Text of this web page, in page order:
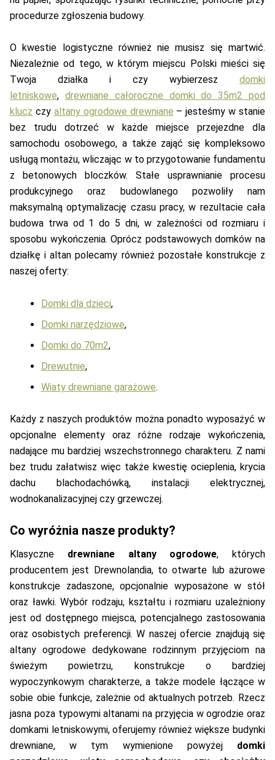
procedurze zgłoszenia budowy.
O kwestie logistyczne również nie musisz się martwić.
Niezależnie od tego, w którym miejscu Polski mieści się
Twoja działka i czy wybierzesz domki
letniskowe, drewniane całoroczne domki do 35m2 pod
klucz czy altany ogrodowe drewniane – jesteśmy w stanie
bez trudu dotrzeć w każde miejsce przejezdne dla
samochodu osobowego, a także zająć się kompleksowo
usługą montażu, wliczając w to przygotowanie fundamentu
z betonowych bloczków. Stałe usprawnianie procesu
produkcyjnego oraz budowlanego pozwoliły nam
maksymalną optymalizację czasu pracy, w rezultacie cała
budowa trwa od 1 do 5 dni, w zależności od rozmiaru i
sposobu wykończenia. Oprócz podstawowych domków na
działkę i altan polecamy również pozostałe konstrukcje z
naszej oferty:
Domki dla dzieci,
Domki narzędziowe,
Domki do 70m2,
Drewutnie,
Wiaty drewniane garażowe.
Każdy z naszych produktów można ponadto wyposażyć w
opcjonalne elementy oraz różne rodzaje wykończenia,
nadające mu bardziej wszechstronnego charakteru. Z nami
bez trudu załatwisz więc także kwestię ocieplenia, krycia
dachu blachodachówką, instalacji elektrycznej,
wodnokanalizacyjnej czy grzewczej.
Co wyróżnia nasze produkty?
Klasyczne drewniane altany ogrodowe, których
producentem jest Drewnolandia, to otwarte lub ażurowe
konstrukcje zadaszone, opcjonalnie wyposażone w stół
oraz ławki. Wybór rodzaju, kształtu i rozmiaru uzależniony
jest od dostępnego miejsca, potencjalnego zastosowania
oraz osobistych preferencji. W naszej ofercie znajdują się
altany ogrodowe dedykowane rodzinnym przyjęciom na
świeżym powietrzu, konstrukcje o bardziej
wypoczynkowym charakterze, a także modele łączące w
sobie obie funkcje, zależnie od aktualnych potrzeb. Rzecz
jasna poza typowymi altanami na przyjęcia w ogrodzie oraz
domkami letniskowymi, oferujemy również większe budynki
drewniane, w tym wymienione powyżej domki